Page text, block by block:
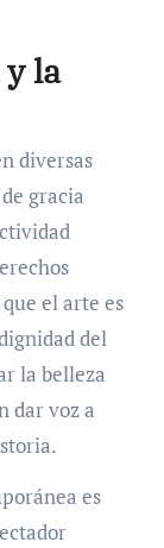
la
diversas
gracia
el arte es
del
la belleza
dar voz a
es